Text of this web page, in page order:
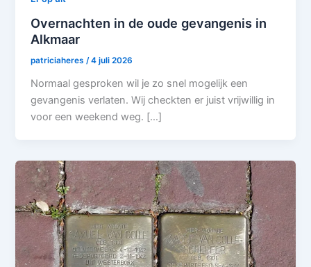
Overnachten in de oude gevangenis in
Alkmaar
patriciaheres /4 juli 2026
Normaal gesproken wil je zo snel mogelijk een
gevangenis verlaten. Wij checkten er juist vrijwillig in
voor een weekend weg. […]